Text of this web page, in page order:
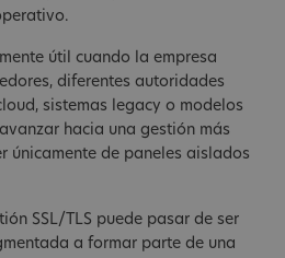
útil cuando la empresa
diferentes autoridades
sistemas legacy o modelos
hacia una gestión más
únicamente de paneles aislados
SSL/TLS puede pasar de ser
a formar parte de una